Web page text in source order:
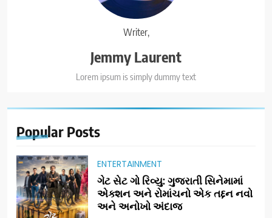
Writer,
Jemmy Laurent
Lorem ipsum is simply dummy text
Popular Posts
ENTERTAINMENT
ગેટ સેટ ગો રિવ્યુ: ગુજરાતી સિનેમામાં
એક્શન અને રોમાંચનો એક તદ્દન નવો
અને અનોખો અંદાજ